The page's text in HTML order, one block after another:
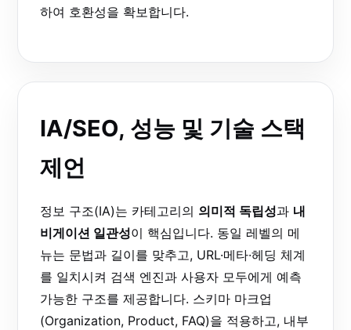
하여 호환성을 확보합니다.
IA/SEO, 성능 및 기술 스택
제언
정보 구조(IA)는 카테고리의 의미적 독립성과 내
비게이션 일관성이 핵심입니다. 동일 레벨의 메
뉴는 문법과 길이를 맞추고, URL·메타·헤딩 체계
를 일치시켜 검색 엔진과 사용자 모두에게 예측
가능한 구조를 제공합니다. 스키마 마크업
(Organization, Product, FAQ)을 적용하고, 내부